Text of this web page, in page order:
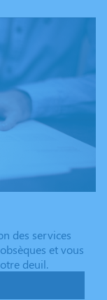
des services
et vous
deuil.